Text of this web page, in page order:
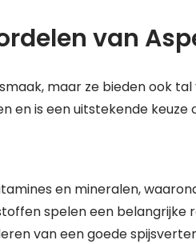
van
maar ze bieden ook
en is een uitstekende keuze
en mineralen,
spelen een
van een goede